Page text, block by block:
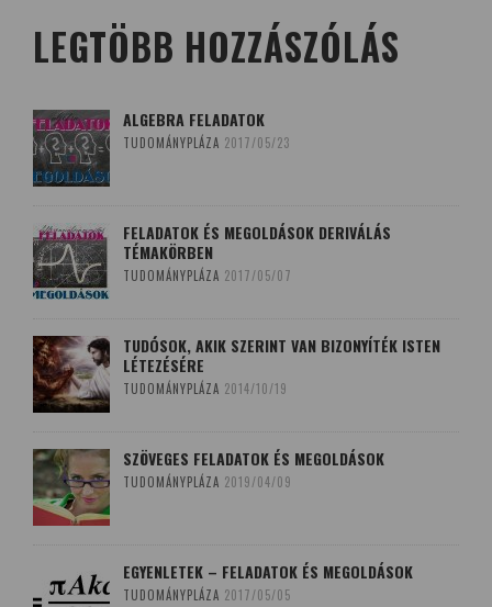
LEGTÖBB HOZZÁSZÓLÁS
ALGEBRA FELADATOK
TUDOMÁNYPLÁZA 2017/05/23
FELADATOK ÉS MEGOLDÁSOK DERIVÁLÁS
TÉMAKÖRBEN
TUDOMÁNYPLÁZA 2017/05/07
TUDÓSOK, AKIK SZERINT VAN BIZONYÍTÉK ISTEN
LÉTEZÉSÉRE
TUDOMÁNYPLÁZA 2014/10/19
SZÖVEGES FELADATOK ÉS MEGOLDÁSOK
TUDOMÁNYPLÁZA 2019/04/09
EGYENLETEK – FELADATOK ÉS MEGOLDÁSOK
TUDOMÁNYPLÁZA 2017/05/05